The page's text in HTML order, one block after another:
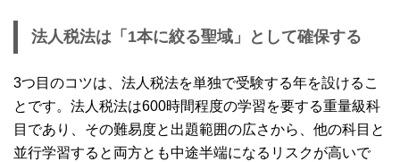
法人税法は「1本に絞る聖域」として確保する
3つ目のコツは、法人税法を単独で受験する年を設けるこ
とです。法人税法は600時間程度の学習を要する重量級科
目であり、その難易度と出題範囲の広さから、他の科目と
並行学習すると両方とも中途半端になるリスクが高いで